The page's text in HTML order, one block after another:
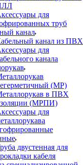
для
труб
канал
канал из ПВХ
для
канала
(МР)
в ПВХ
(МРПИ)
для
двустенная для
кабеля